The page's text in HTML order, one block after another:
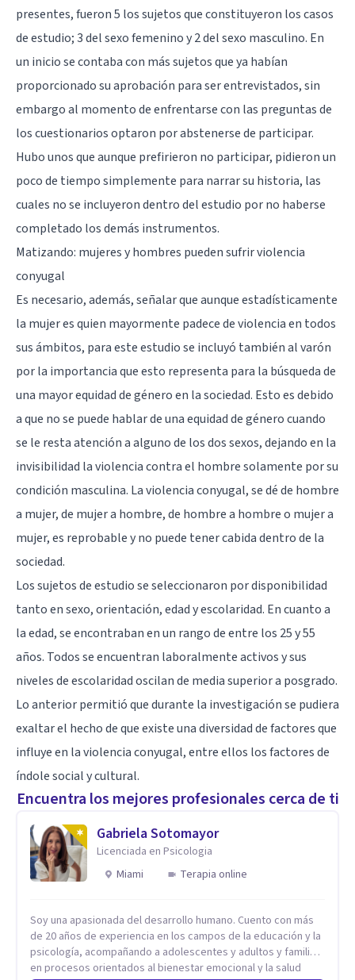
presentes, fueron 5 los sujetos que constituyeron los casos
de estudio; 3 del sexo femenino y 2 del sexo masculino. En
un inicio se contaba con más sujetos que ya habían
proporcionado su aprobación para ser entrevistados, sin
embargo al momento de enfrentarse con las preguntas de
los cuestionarios optaron por abstenerse de participar.
Hubo unos que aunque prefirieron no participar, pidieron un
poco de tiempo simplemente para narrar su historia, las
cuales no se incluyeron dentro del estudio por no haberse
completado los demás instrumentos.
Matizando: mujeres y hombres pueden sufrir violencia
conyugal
Es necesario, además, señalar que aunque estadísticamente
la mujer es quien mayormente padece de violencia en todos
sus ámbitos, para este estudio se incluyó también al varón
por la importancia que esto representa para la búsqueda de
una mayor equidad de género en la sociedad. Esto es debido
a que no se puede hablar de una equidad de género cuando
se le resta atención a alguno de los dos sexos, dejando en la
invisibilidad la violencia contra el hombre solamente por su
condición masculina. La violencia conyugal, se dé de hombre
a mujer, de mujer a hombre, de hombre a hombre o mujer a
mujer, es reprobable y no puede tener cabida dentro de la
sociedad.
Los sujetos de estudio se seleccionaron por disponibilidad
tanto en sexo, orientación, edad y escolaridad. En cuanto a
la edad, se encontraban en un rango de entre los 25 y 55
años. Todos se encuentran laboralmente activos y sus
niveles de escolaridad oscilan de media superior a posgrado.
Lo anterior permitió que durante la investigación se pudiera
exaltar el hecho de que existe una diversidad de factores que
influye en la violencia conyugal, entre ellos los factores de
índole social y cultural.
Encuentra los mejores profesionales cerca de ti
Gabriela Sotomayor
Licenciada en Psicologia
Miami
Terapia online
Soy una apasionada del desarrollo humano. Cuento con más
de 20 años de experiencia en los campos de la educación y la
psicología, acompañando a adolescentes y adultos y familias
en procesos orientados al bienestar emocional y la salud